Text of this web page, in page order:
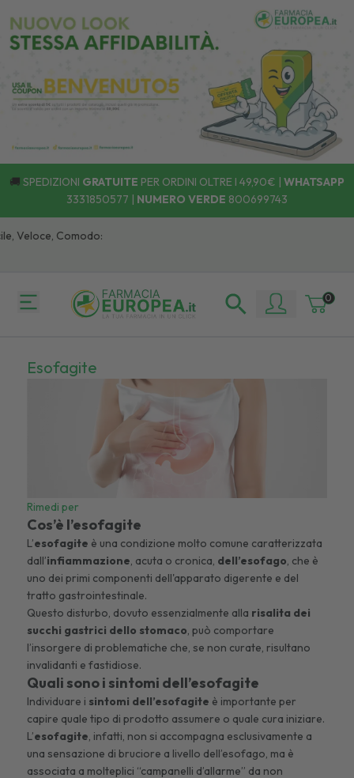
🚚 SPEDIZIONI GRATUITE PER ORDINI OLTRE I 49,90€ | WHATSAPP
3331850577 | NUMERO VERDE 800699743
Comodo:
0
Esofagite
Rimedi per
Cos’è l’esofagite
L’esofagite è una condizione molto comune caratterizzata
dall’infiammazione, acuta o cronica, dell’esofago, che è
uno dei primi componenti dell'apparato digerente e del
tratto gastrointestinale.
Questo disturbo, dovuto essenzialmente alla risalita dei
succhi gastrici dello stomaco, può comportare
l’insorgere di problematiche che, se non curate, risultano
invalidanti e fastidiose.
Quali sono i sintomi dell’esofagite
Individuare i sintomi dell’esofagite è importante per
capire quale tipo di prodotto assumere o quale cura iniziare.
L’esofagite, infatti, non si accompagna esclusivamente a
una sensazione di bruciore a livello dell’esofago, ma è
associata a molteplici “campanelli d’allarme” da non